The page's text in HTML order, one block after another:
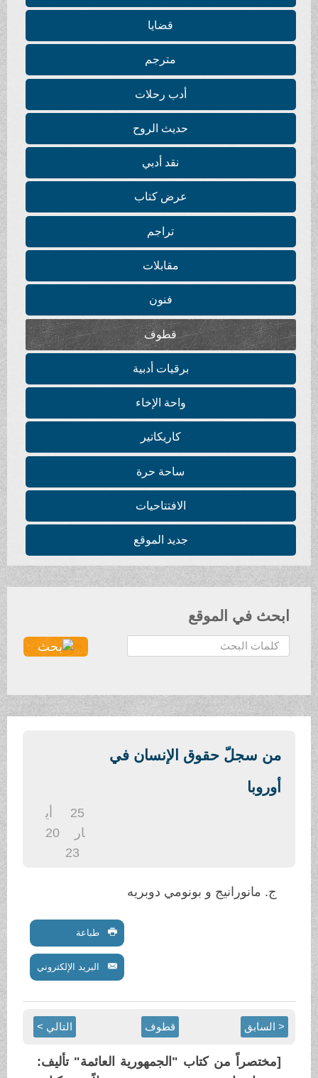
قضايا
مترجم
أدب رحلات
حديث الروح
نقد أدبي
عرض كتاب
تراجم
مقابلات
فنون
قطوف
برقيات أدبية
واحة الإخاء
كاريكاتير
ساحة حرة
الافتتاحيات
جديد الموقع
ابحث في الموقع
ح
ث
من سجلّ حقوق الإنسان في
أوروبا
20
ج. مانورانيج و بونومي دوبريه
طباعة
البريد الإلكتروني
< السابق قطوف التالي >
[مختصراً من كتاب "الجمهورية العائمة" تأليف: